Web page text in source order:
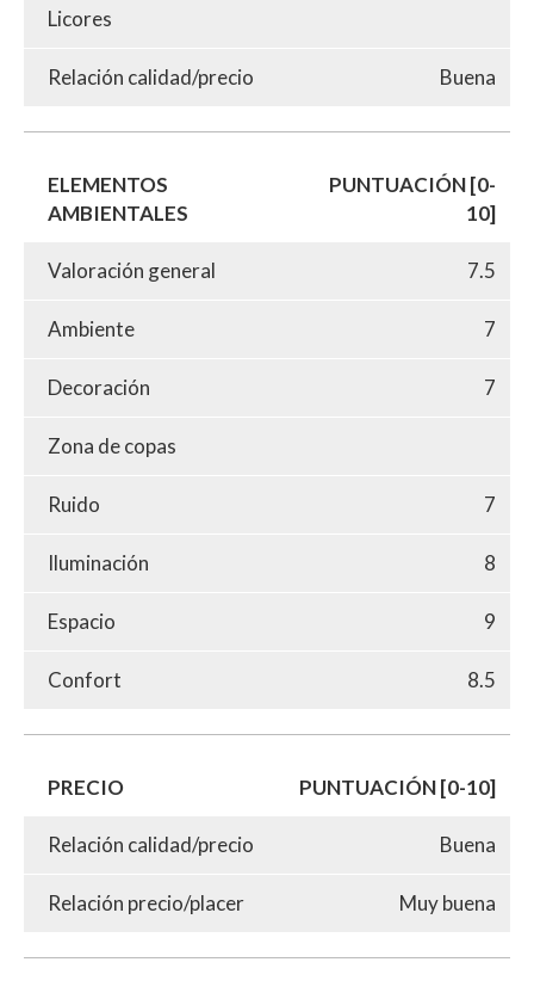
Licores
Relación calidad/precio Buena
ELEMENTOS
AMBIENTALES
PUNTUACIÓN [0-
10]
Valoración general 7.5
Ambiente 7
Decoración 7
Zona de copas
Ruido 7
Iluminación 8
Espacio 9
Confort 8.5
PRECIO PUNTUACIÓN [0-10]
Relación calidad/precio Buena
Relación precio/placer Muy buena